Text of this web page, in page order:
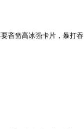
吝啬高冰强卡片，暴打吞